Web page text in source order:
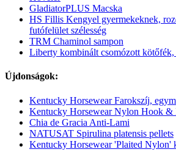
GladiatorPLUS Macska
HS Fillis Kengyel gyermekeknek,
futófelület szélesség
TRM Chaminol sampon
Liberty kombinált csomózott kötőfék,
Újdonságok:
Kentucky Horsewear Farokszíj,
Kentucky Horsewear Nylon Hook &
Chia de Gracia Anti-Lami
NATUSAT Spirulina platensis pellets
Kentucky Horsewear 'Plaited Nylon'